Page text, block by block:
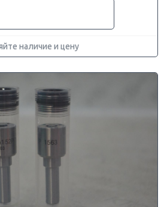
наличие и цену